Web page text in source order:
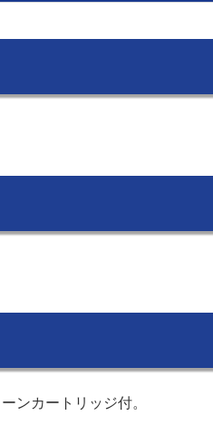
ンカートリッジ付。